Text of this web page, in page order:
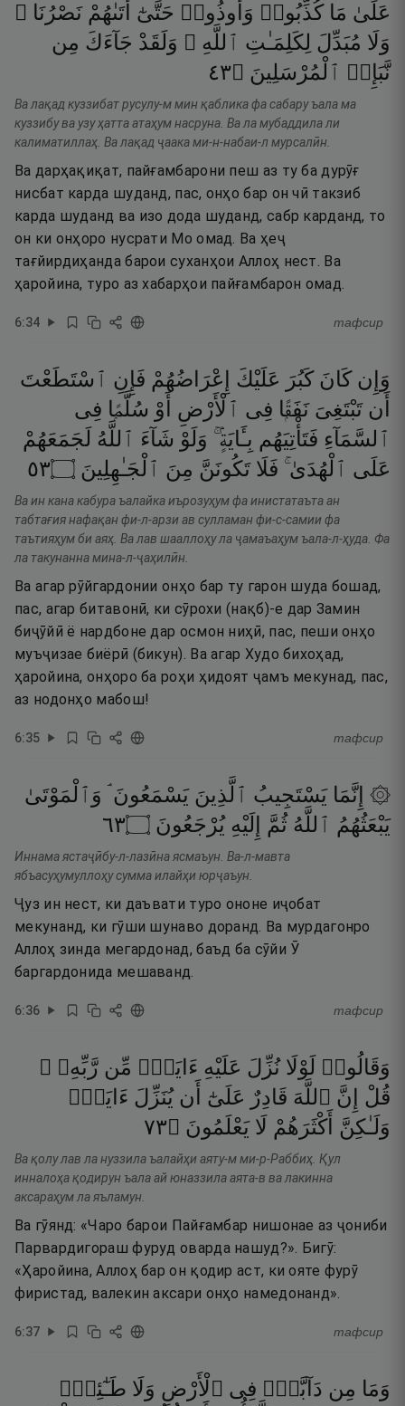
عَلَىٰ مَا كُذِّبُوا۟ وَأُوذُوا۟ حَتَّىٰٓ أَتَىٰهُمْ نَصْرُنَا ۚ
وَلَا مُبَدِّلَ لِكَلِمَـٰتِ ٱللَّهِ ۚ وَلَقَدْ جَآءَكَ مِن
نَّبَإِى۟ ٱلْمُرْسَلِينَ ۝٣٤
Ва лақад куззибат русулу-м мин қаблика фа сабару ъала ма
куззибу ва узу ҳатта атаҳум насруна. Ва ла мубаддила ли
калиматиллаҳ. Ва лақад ҷаака ми-н-набаи-л мурсалӣн.
Ва дарҳақиқат, пайғамбарони пеш аз ту ба дурӯғ
нисбат карда шуданд, пас, онҳо бар он чӣ такзиб
карда шуданд ва изо дода шуданд, сабр карданд, то
он ки онҳоро нусрати Мо омад. Ва ҳеҷ
тағйирдиҳанда барои суханҳои Аллоҳ нест. Ва
ҳаройина, туро аз хабарҳои пайғамбарон омад.
6:34 тафсир
وَإِن كَانَ كَبُرَ عَلَيْكَ إِعْرَاضُهُمْ فَإِنِ ٱسْتَطَعْتَ
أَن تَبْتَغِىَ نَفَقًۭا فِى ٱلْأَرْضِ أَوْ سُلَّمًۭا فِى
ٱلسَّمَآءِ فَتَأْتِيَهُم بِـَٔايَةٍۢ ۚ وَلَوْ شَآءَ ٱللَّهُ لَجَمَعَهُمْ
عَلَى ٱلْهُدَىٰ ۚ فَلَا تَكُونَنَّ مِنَ ٱلْجَـٰهِلِينَ ۝٣٥
Ва ин кана кабура ъалайка иърозуҳум фа инистатаъта ан
табтағия нафақан фи-л-арзи ав сулламан фи-с-самии фа
таътияҳум би аяҳ. Ва лав шааллоҳу ла ҷамаъаҳум ъала-л-ҳуда. Фа
ла такунанна мина-л-ҷаҳилӣн.
Ва агар рӯйгардонии онҳо бар ту гарон шуда бошад,
пас, агар битавонӣ, ки сӯрохи (нақб)-е дар Замин
биҷӯйӣ ё нардбоне дар осмон ниҳӣ, пас, пеши онҳо
муъҷизае биёрӣ (бикун). Ва агар Худо бихоҳад,
ҳаройина, онҳоро ба роҳи ҳидоят ҷамъ мекунад, пас,
аз нодонҳо мабош!
6:35 тафсир
۞ إِنَّمَا يَسْتَجِيبُ ٱلَّذِينَ يَسْمَعُونَ ۘ وَٱلْمَوْتَىٰ
يَبْعَثُهُمُ ٱللَّهُ ثُمَّ إِلَيْهِ يُرْجَعُونَ ۝٣٦
Иннама ястаҷӣбу-л-лазӣна ясмаъун. Ва-л-мавта
ябъасуҳумуллоҳу сумма илайҳи юрҷаъун.
Ҷуз ин нест, ки даъвати туро ононе иҷобат
мекунанд, ки гӯши шунаво доранд. Ва мурдагонро
Аллоҳ зинда мегардонад, баъд ба сӯйи Ӯ
баргардонида мешаванд.
6:36 тафсир
وَقَالُوا۟ لَوْلَا نُزِّلَ عَلَيْهِ ءَايَةٌۭ مِّن رَّبِّهِۦ ۚ
قُلْ
إِنَّ ٱللَّهَ قَادِرٌ عَلَىٰٓ أَن يُنَزِّلَ ءَايَةًۭ
وَلَـٰكِنَّ أَكْثَرَهُمْ لَا يَعْلَمُونَ ۝٣٧
Ва қолу лав ла нуззила ъалайҳи аяту-м ми-р-Раббиҳ. Қул
инналоҳа қодирун ъала ай юназзила аята-в ва лакинна
аксараҳум ла яъламун.
Ва гӯянд: «Чаро барои Пайғамбар нишонае аз ҷониби
Парвардигораш фуруд оварда нашуд?». Бигӯ:
«Ҳаройина, Аллоҳ бар он қодир аст, ки ояте фурӯ
фиристад, валекин аксари онҳо намедонанд».
6:37 тафсир
وَمَا مِن دَآبَّةٍۢ فِى ٱلْأَرْضِ وَلَا طَـٰٓئِرٍۢ